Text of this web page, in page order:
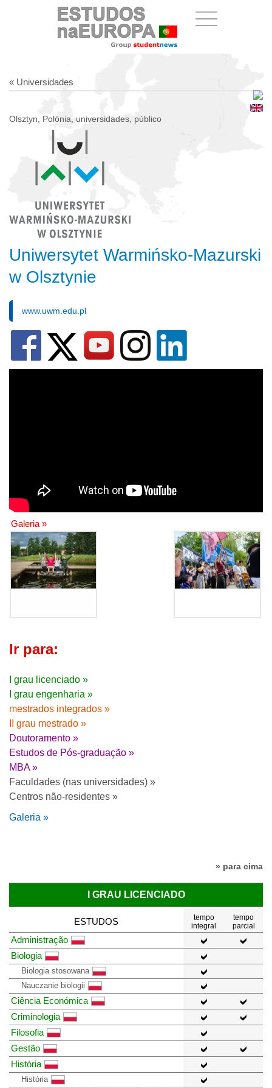
« Universidades
Olsztyn, Polónia, universidades, público
Uniwersytet Warmińsko-Mazurski
w Olsztynie
www.uwm.edu.pl
Galeria »
Ir para:
I grau licenciado »
I grau engenharia »
mestrados integrados »
II grau mestrado »
Doutoramento »
Estudos de Pós-graduação »
MBA »
Faculdades (nas universidades) »
Centros não-residentes »
Galeria »
» para cima
I GRAU LICENCIADO
ESTUDOS
tempo
integral
tempo
parcial
Administração
Biologia
Biologia stosowana
Nauczanie biologii
Ciência Económica
Criminologia
Filosofia
Gestão
História
História